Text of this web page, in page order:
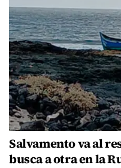
Salvamento va al
busca a otra en la